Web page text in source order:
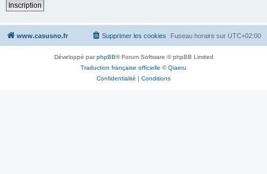
Inscription
www.casusno.fr Fuseau horaire sur UTC+02:00
Supprimer les cookies
Développé parphpBB® Forum Software © phpBB Limited
Traduction française officielle ©Qiaeru
Confidentialité | Conditions